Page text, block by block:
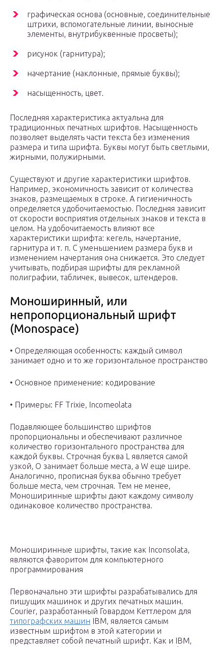
графическая основа (основные, соединительные
штрихи, вспомогательные линии, выносные
элементы, внутрибуквенные просветы);
рисунок (гарнитура);
начертание (наклонные, прямые буквы);
насыщенность, цвет.
Последняя характеристика актуальна для
традиционных печатных шрифтов. Насыщенность
позволяет выделять части текста без изменения
размера и типа шрифта. Буквы могут быть светлыми,
жирными, полужирными.
Существуют и другие характеристики шрифтов.
Например, экономичность зависит от количества
знаков, размещаемых в строке. А гигиеничность
определяется удобочитаемостью. Последняя зависит
от скорости восприятия отдельных знаков и текста в
целом. На удобочитаемость влияют все
характеристики шрифта: кегель, начертание,
гарнитура и т. п. С уменьшением размера букв и
изменением начертания она снижается. Это следует
учитывать, подбирая шрифты для рекламной
полиграфии, табличек, вывесок, штендеров.
Моноширинный, или
непропорциональный шрифт
(Monospace)
• Определяющая особенность: каждый символ
занимает одно и то же горизонтальное пространство
• Основное применение: кодирование
• Примеры: FF Trixie, Incomeolata
Подавляющее большинство шрифтов
пропорциональны и обеспечивают различное
количество горизонтального пространства для
каждой буквы. Строчная буква L является самой
узкой, O занимает больше места, а W еще шире.
Аналогично, прописная буква обычно требует
больше места, чем строчная. Тем не менее,
Моноширинные шрифты дают каждому символу
одинаковое количество пространства.
Моноширинные шрифты, такие как Inconsolata,
являются фаворитом для компьютерного
программирования
Первоначально эти шрифты разрабатывались для
пишущих машинок и других печатных машин.
Courier, разработанный Говардом Кеттлером для
типографских машин IBM, является самым
известным шрифтом в этой категории и
представляет собой печатный шрифт. Как и IBM,